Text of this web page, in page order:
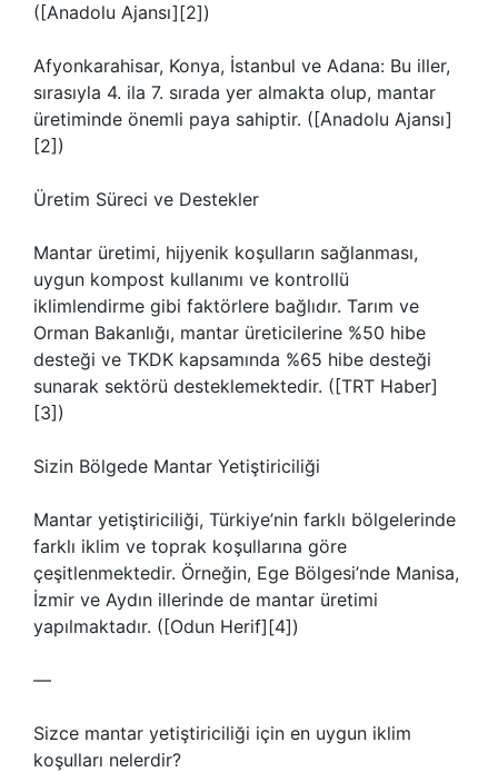
([Anadolu Ajansı][2])
Afyonkarahisar, Konya, İstanbul ve Adana: Bu iller,
sırasıyla 4. ila 7. sırada yer almakta olup, mantar
üretiminde önemli paya sahiptir. ([Anadolu Ajansı]
[2])
Üretim Süreci ve Destekler
Mantar üretimi, hijyenik koşulların sağlanması,
uygun kompost kullanımı ve kontrollü
iklimlendirme gibi faktörlere bağlıdır. Tarım ve
Orman Bakanlığı, mantar üreticilerine %50 hibe
desteği ve TKDK kapsamında %65 hibe desteği
sunarak sektörü desteklemektedir. ([TRT Haber]
[3])
Sizin Bölgede Mantar Yetiştiriciliği
Mantar yetiştiriciliği, Türkiye’nin farklı bölgelerinde
farklı iklim ve toprak koşullarına göre
çeşitlenmektedir. Örneğin, Ege Bölgesi’nde Manisa,
İzmir ve Aydın illerinde de mantar üretimi
yapılmaktadır. ([Odun Herif][4])
—
Sizce mantar yetiştiriciliği için en uygun iklim
koşulları nelerdir?